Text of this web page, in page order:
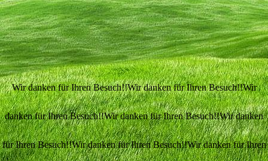
Wir danken für Ihren Besuch!!Wir danken für Ihren Besuch!!Wir
danken für Ihren Besuch!!Wir danken für Ihren Besuch!!Wir danken
für Ihren Besuch!!Wir danken für Ihren Besuch!!Wir danken für Ihren